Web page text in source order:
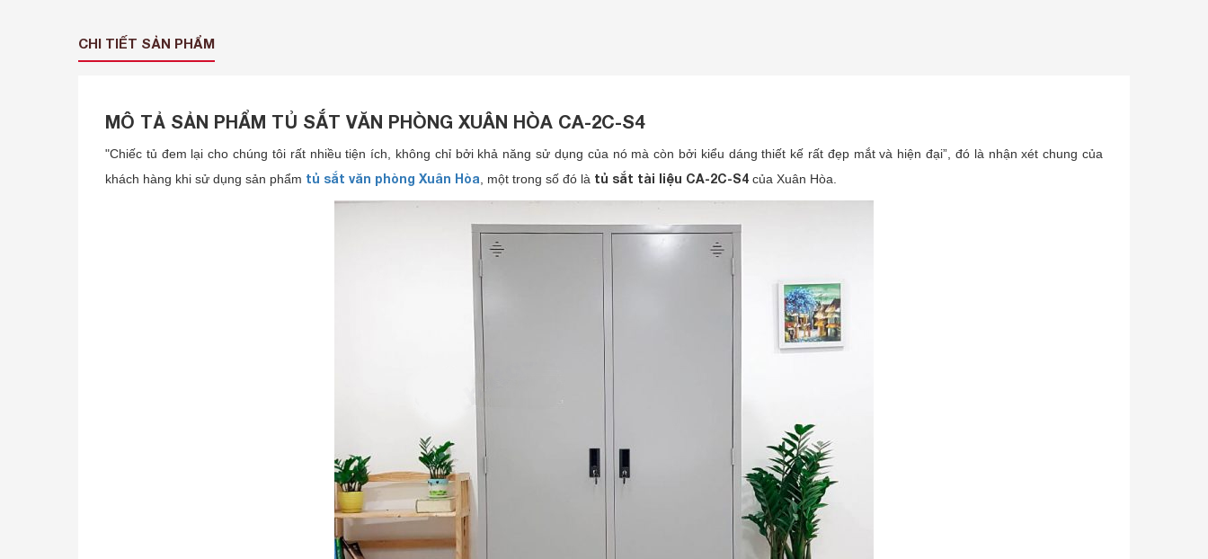
CHI TIẾT SẢN PHẨM
MÔ TẢ SẢN PHẨM TỦ SẮT VĂN PHÒNG XUÂN HÒA CA-2C-S4
"Chiếc tủ đem lại cho chúng tôi rất nhiều tiện ích, không chỉ bởi khả năng sử dụng của nó mà còn bởi kiểu dáng thiết kế rất đẹp mắt và hiện đại”, đó là nhận xét chung của
khách hàng khi sử dụng sản phẩm tủ sắt văn phòng Xuân Hòa , một trong số đó là tủ sắt tài liệu CA-2C-S4 của Xuân Hòa.